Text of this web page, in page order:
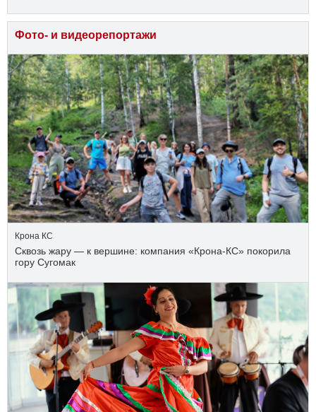
Фото- и видеорепортажи
Крона КС
Сквозь жару — к вершине: компания «Крона‑КС» покорила
гору Сугомак